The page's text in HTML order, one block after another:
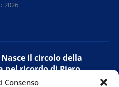
Consenso
2026
il circolo della
nel ricordo di Piero